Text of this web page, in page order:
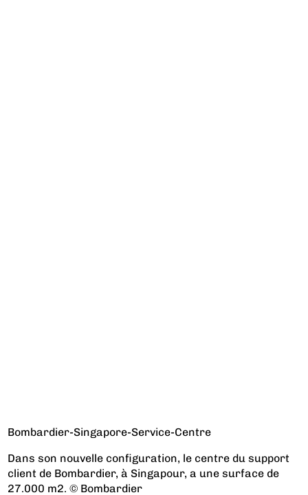
Bombardier-Singapore-Service-Centre
Dans son nouvelle configuration, le centre du support
client de Bombardier, à Singapour, a une surface de
27.000 m2. © Bombardier